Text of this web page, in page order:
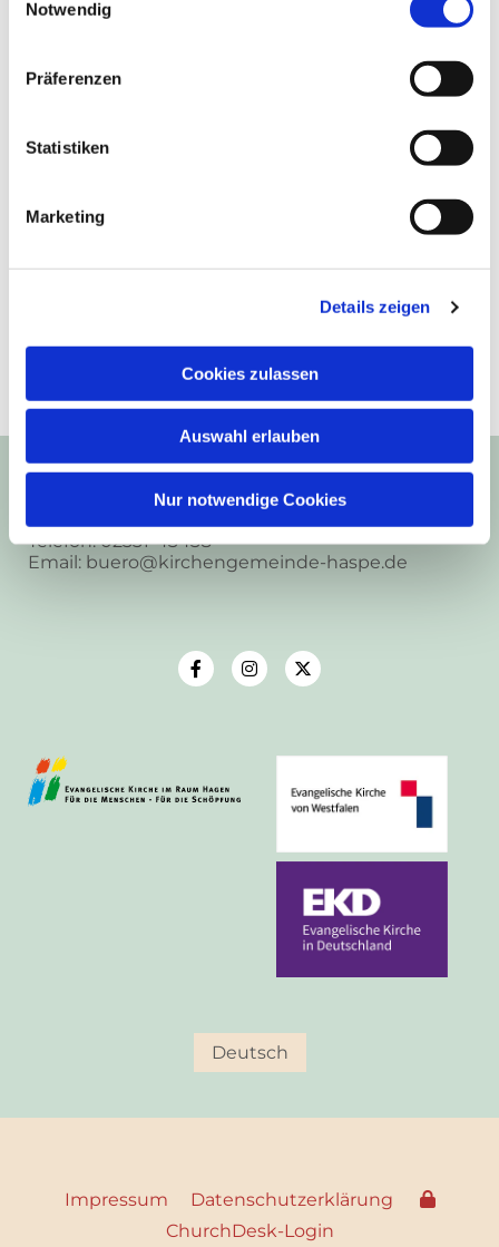
Notwendig
Präferenzen
Statistiken
Marketing
Details zeigen
Cookies zulassen
Auswahl erlauben
Nur notwendige Cookies
Frankstr. 9
Telefon: 02331-43438
Email: buero@kirchengemeinde-haspe.de
Deutsch
Impressum
Datenschutzerklärung
ChurchDesk-Login